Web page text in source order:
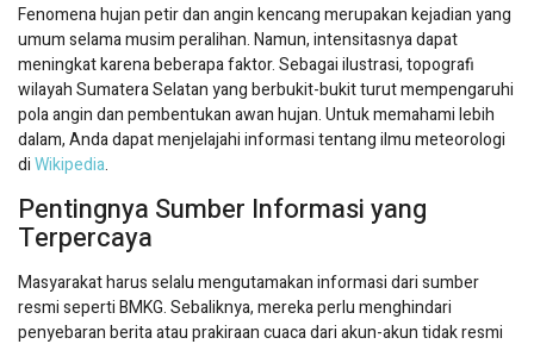
Fenomena hujan petir dan angin kencang merupakan kejadian yang
umum selama musim peralihan. Namun, intensitasnya dapat
meningkat karena beberapa faktor. Sebagai ilustrasi, topografi
wilayah Sumatera Selatan yang berbukit-bukit turut mempengaruhi
pola angin dan pembentukan awan hujan. Untuk memahami lebih
dalam, Anda dapat menjelajahi informasi tentang ilmu meteorologi
diWikipedia.
Pentingnya Sumber Informasi yang
Terpercaya
Masyarakat harus selalu mengutamakan informasi dari sumber
resmi seperti BMKG. Sebaliknya, mereka perlu menghindari
penyebaran berita atau prakiraan cuaca dari akun-akun tidak resmi